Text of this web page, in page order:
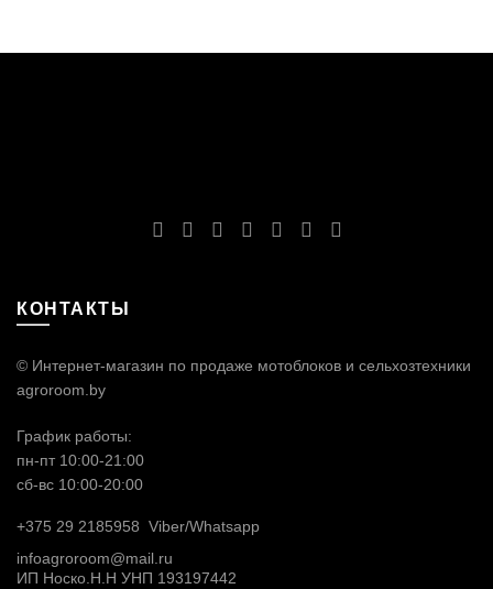
КОНТАКТЫ
© Интернет-магазин по продаже мотоблоков и сельхозтехники
agroroom.by
График работы:
пн-пт 10:00-21:00
сб-вс 10:00-20:00
+375 29 2185958 Viber/Whatsapp
infoagroroom@mail.ru
ИП Носко.Н.Н УНП 193197442